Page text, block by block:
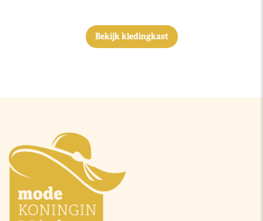
Bekijk kledingkast